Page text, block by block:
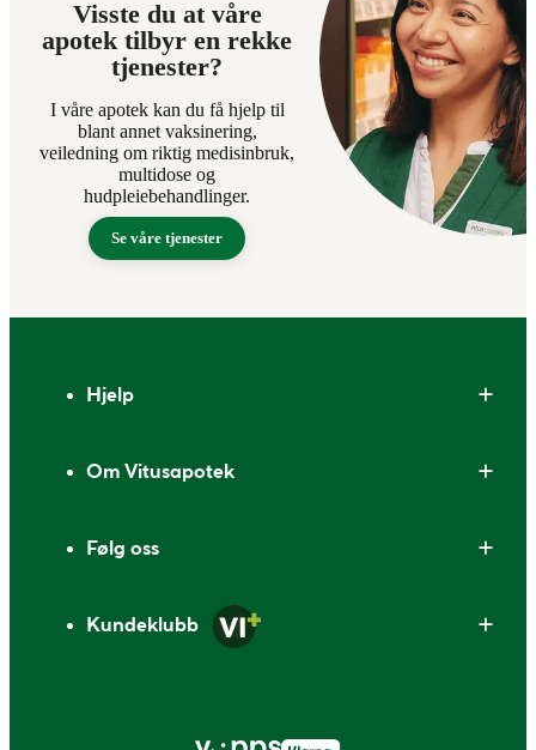
Visste du at våre
apotek tilbyr en rekke
tjenester?
I våre apotek kan du få hjelp til
blant annet vaksinering,
veiledning om riktig medisinbruk,
multidose og
hudpleiebehandlinger.
Se våre tjenester
Hjelp
Om Vitusapotek
Følg oss
Kundeklubb